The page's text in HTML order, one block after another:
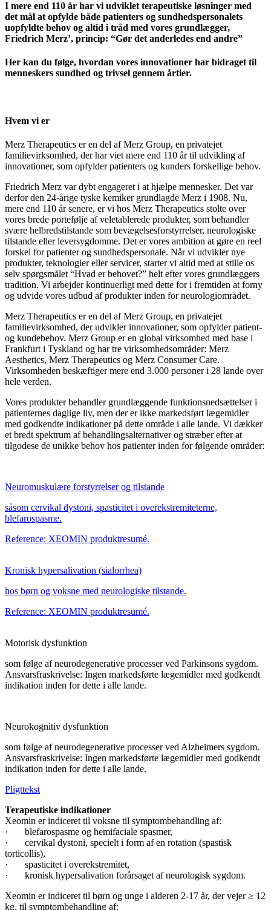
I mere end 110 år har vi udviklet terapeutiske løsninger med
det mål at opfylde både patienters og sundhedspersonalets
uopfyldte behov og altid i tråd med vores grundlægger,
Friedrich Merz’, princip: “Gør det anderledes end andre”
Her kan du følge, hvordan vores innovationer har bidraget til
menneskers sundhed og trivsel gennem årtier.
Hvem vi er
Merz Therapeutics er en del af Merz Group, en privatejet
familievirksomhed, der har viet mere end 110 år til udvikling af
innovationer, som opfylder patienters og kunders forskellige behov.
Friedrich Merz var dybt engageret i at hjælpe mennesker. Det var
derfor den 24-årige tyske kemiker grundlagde Merz i 1908. Nu,
mere end 110 år senere, er vi hos Merz Therapeutics stolte over
vores brede portefølje af veletablerede produkter, som behandler
svære helbredstilstande som bevægelsesforstyrrelser, neurologiske
tilstande eller leversygdomme. Det er vores ambition at gøre en reel
forskel for patienter og sundhedspersonale. Når vi udvikler nye
produkter, teknologier eller servicer, starter vi altid med at stille os
selv spørgsmålet “Hvad er behovet?” helt efter vores grundlæggers
tradition. Vi arbejder kontinuerligt med dette for i fremtiden at forny
og udvide vores udbud af produkter inden for neurologiområdet.
Merz Therapeutics er en del af Merz Group, en privatejet
familievirksomhed, der udvikler innovationer, som opfylder patient-
og kundebehov. Merz Group er en global virksomhed med base i
Frankfurt i Tyskland og har tre virksomhedsområder: Merz
Aesthetics, Merz Therapeutics og Merz Consumer Care.
Virksomheden beskæftiger mere end 3.000 personer i 28 lande over
hele verden.
Vores produkter behandler grundlæggende funktionsnedsættelser i
patienternes daglige liv, men der er ikke markedsført lægemidler
med godkendte indikationer på dette område i alle lande. Vi dækker
et bredt spektrum af behandlingsalternativer og stræber efter at
tilgodese de unikke behov hos patienter inden for følgende områder:
Neuromuskulære forstyrrelser og tilstande
såsom cervikal dystoni, spasticitet i overekstremiteterne,
blefarospasme.
Reference: XEOMIN produktresumé.
Kronisk hypersalivation (sialorrhea)
hos børn og voksne med neurologiske tilstande.
Reference: XEOMIN produktresumé.
Motorisk dysfunktion
som følge af neurodegenerative processer ved Parkinsons sygdom.
Ansvarsfraskrivelse: Ingen markedsførte lægemidler med godkendt
indikation inden for dette i alle lande.
Neurokognitiv dysfunktion
som følge af neurodegenerative processer ved Alzheimers sygdom.
Ansvarsfraskrivelse: Ingen markedsførte lægemidler med godkendt
indikation inden for dette i alle lande.
Pligttekst
Terapeutiske indikationer
Xeomin er indiceret til voksne til symptombehandling af:
· blefarospasme og hemifaciale spasmer,
· cervikal dystoni, specielt i form af en rotation (spastisk
torticollis),
· spasticitet i overekstremitet,
· kronisk hypersalivation forårsaget af neurologisk sygdom.
Xeomin er indiceret til børn og unge i alderen 2-17 år, der vejer ≥ 12
kg, til symptombehandling af: